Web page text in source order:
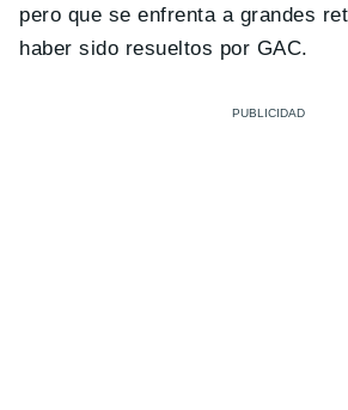
pero que se enfrenta a grandes
haber sido resueltos por GAC.